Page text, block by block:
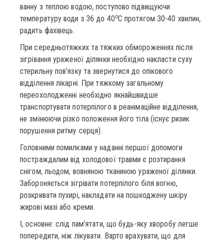
ванну з теплою водою, поступово підвищуючи
температуру води з 36 до 40оС протягом 30-40 хвилин,
радить фахівець.
При середньотяжких та тяжких обмороженнях після
зігрівання ураженої ділянки необхідно накласти суху
стерильну пов’язку та звернутися до опікового
відділення лікарні. При тяжкому загальному
переохолодженні необхідно якнайшвидше
транспортувати потерпілого в реанімаційне відділення,
не змінюючи різко положення його тіла (існує ризик
порушення ритму серця).
Головними помилками у наданні першої допомоги
постраждалим від холодової травми є розтирання
снігом, льодом, вовняною тканиною ураженої ділянки.
Забороняється зігрівати потерпілого біля вогню,
розкривати пухирі, накладати на пошкоджену шкіру
жирові мазі або креми.
І, основне: слід пам’ятати, що будь-яку хворобу легше
попередити, ніж лікувати. Варто врахувати, що для